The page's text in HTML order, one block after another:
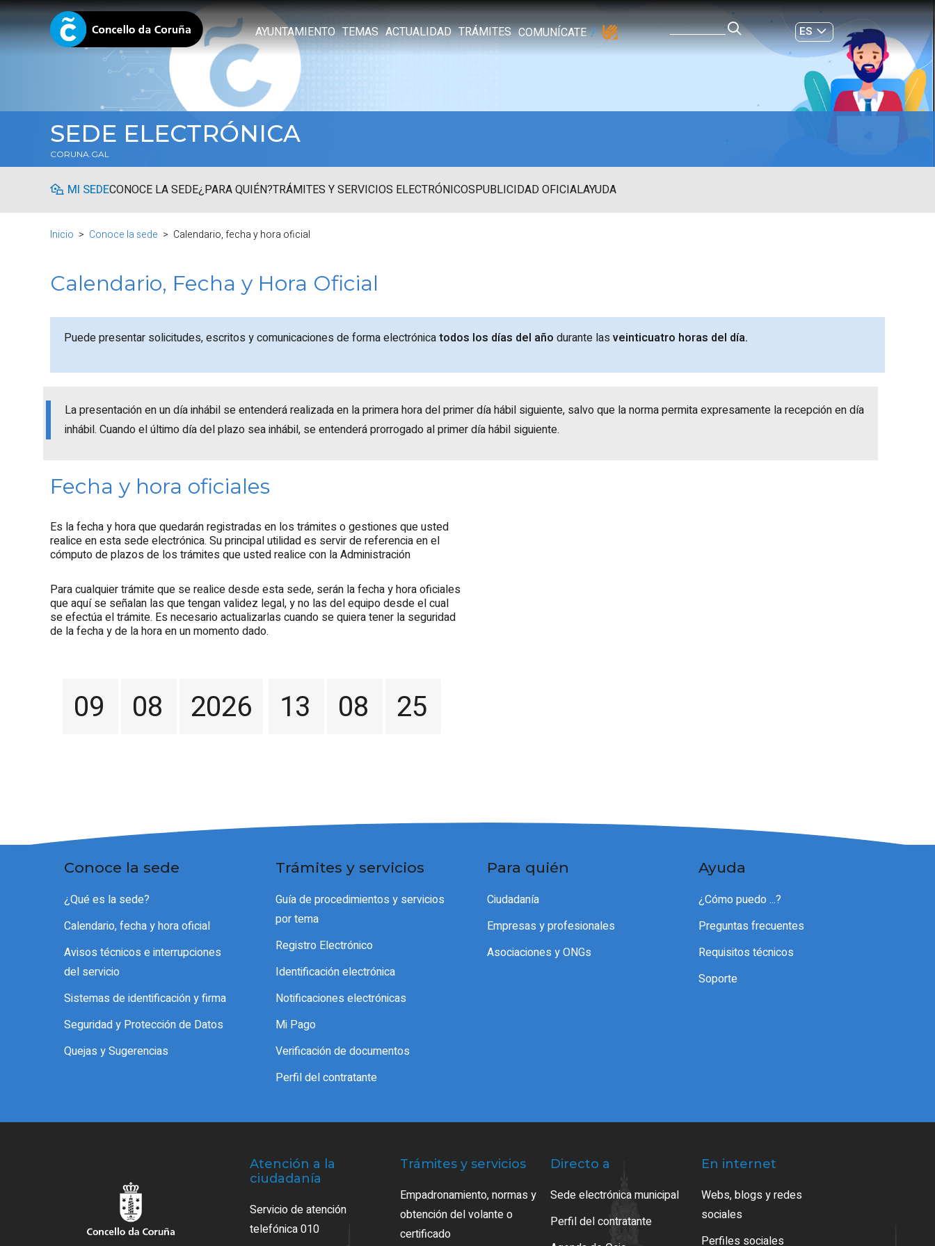
AYUNTAMIENTO TEMAS ACTUALIDAD TRÁMITES COMUNÍCATE
ES
GL
SEDE ELECTRÓNICA
CORUNA.GAL
MI SEDECONOCE LA SEDE¿PARA QUIÉN?TRÁMITES Y SERVICIOS ELECTRÓNICOSPUBLICIDAD OFICIALAYUDA
Inicio Conoce la sede Calendario, fecha y hora oficial
Calendario, Fecha y Hora Oficial
Puede presentar solicitudes, escritos y comunicaciones de forma electrónicatodos los días del año durante las veinticuatro horas del día.
La presentación en un día inhábil se entenderá realizada en la primera hora del primer día hábil siguiente, salvo que la norma permita expresamente la recepción en día
inhábil. Cuando el último día del plazo sea inhábil, se entenderá prorrogado al primer día hábil siguiente.
Fecha y hora oficiales
Es la fecha y hora que quedarán registradas en los trámites o gestiones que usted
realice en esta sede electrónica. Su principal utilidad es servir de referencia en el
cómputo de plazos de los trámites que usted realice con la Administración
Para cualquier trámite que se realice desde esta sede, serán la fecha y hora oficiales
que aquí se señalan las que tengan validez legal, y no las del equipo desde el cual
se efectúa el trámite. Es necesario actualizarlas cuando se quiera tener la seguridad
de la fecha y de la hora en un momento dado.
09 08 2026 13 08 25
Conoce la sede
¿Qué es la sede?
Calendario, fecha y hora oficial
Avisos técnicos e interrupciones
del servicio
Sistemas de identificación y firma
Seguridad y Protección de Datos
Quejas y Sugerencias
Trámites y servicios
Guía de procedimientos y servicios
por tema
Registro Electrónico
Identificación electrónica
Notificaciones electrónicas
Mi Pago
Verificación de documentos
Perfil del contratante
Para quién
Ciudadanía
Empresas y profesionales
Asociaciones y ONGs
Ayuda
¿Cómo puedo ...?
Preguntas frecuentes
Requisitos técnicos
Soporte
Atención a la
ciudadanía
Servicio de atención
telefónica 010
Trámites y servicios
Empadronamiento, normas y
obtención del volante o
certificado
Directo a
Sede electrónica municipal
Perfil del contratante
En internet
Webs, blogs y redes
sociales
Perfiles sociales